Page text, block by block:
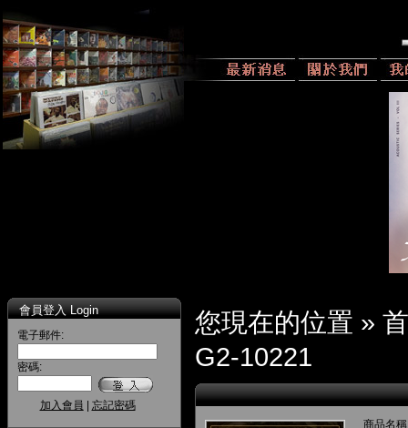
會員登入 Login
電子郵件:
密碼:
加入會員 忘記密碼
您現在的位置 »
G2-10221
商品名